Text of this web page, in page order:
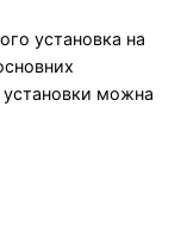
установка на
установки можна